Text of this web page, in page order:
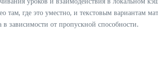
где это уместно, и текстовым вариантам
зависимости от пропускной способности.